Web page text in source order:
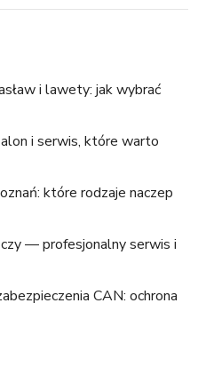
i lawety: jak wybrać
i serwis, które warto
które rodzaje naczep
— profesjonalny serwis i
CAN: ochrona